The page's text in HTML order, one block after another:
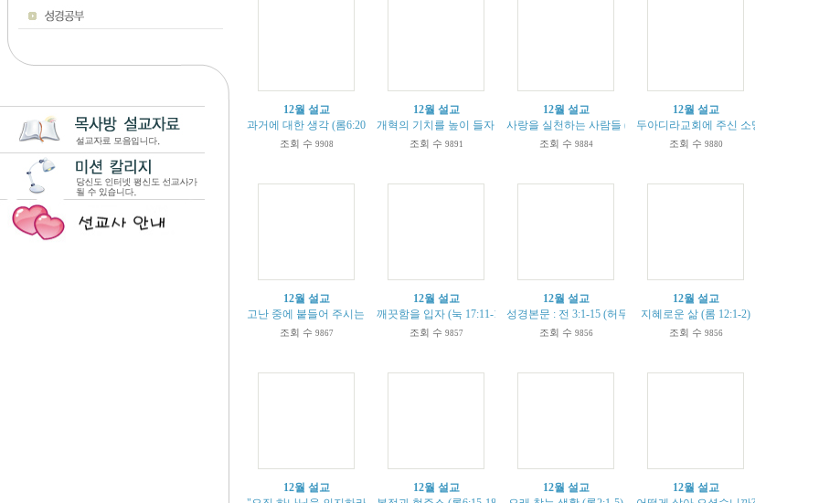
12월 설교
과거에 대한 생각 (롬6:20-23)
조회 수 9908
12월 설교
개혁의 기치를 높이 들자 (시 37:1-13)
조회 수 9891
12월 설교
사랑을 실천하는 사람들 (로마서 15: 22- 29)
조회 수 9884
12월 설교
두아디라교회에 주신 소망의 약속 (계
조회 수 9880
12월 설교
고난 중에 붙들어 주시는 주님 (마 14:22-33)
조회 수 9867
12월 설교
깨끗함을 입자 (눅 17:11-19)
조회 수 9857
12월 설교
성경본문 : 전 3:1-15 (허무한 삶을 극복하는 비결)
조회 수 9856
12월 설교
지혜로운 삶 (롬 12:1-2)
조회 수 9856
12월 설교
12월 설교
12월 설교
12월 설교